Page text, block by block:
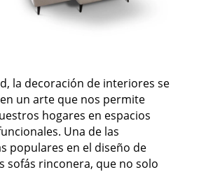
la decoración de interiores se
un arte que nos permite
hogares en espacios
Una de las
populares en el diseño de
sofás rinconera, que no solo